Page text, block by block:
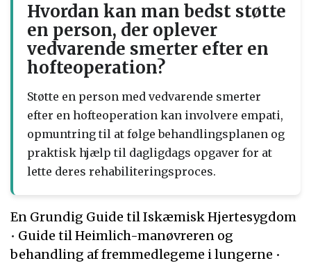
Hvordan kan man bedst støtte
en person, der oplever
vedvarende smerter efter en
hofteoperation?
Støtte en person med vedvarende smerter
efter en hofteoperation kan involvere empati,
opmuntring til at følge behandlingsplanen og
praktisk hjælp til dagligdags opgaver for at
lette deres rehabiliteringsproces.
En Grundig Guide til Iskæmisk Hjertesygdom
• Guide til Heimlich-manøvreren og
behandling af fremmedlegeme i lungerne •